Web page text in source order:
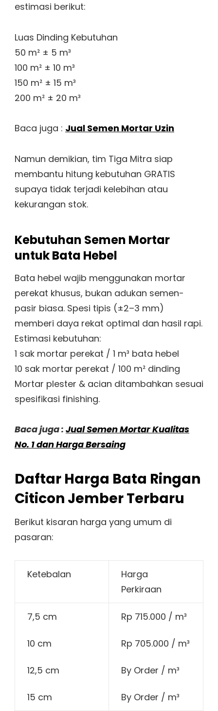
estimasi berikut:
Luas Dinding Kebutuhan
50 m² ± 5 m³
100 m² ± 10 m³
150 m² ± 15 m³
200 m² ± 20 m³
Baca juga : Jual Semen Mortar Uzin
Namun demikian, tim Tiga Mitra siap
membantu hitung kebutuhan GRATIS
supaya tidak terjadi kelebihan atau
kekurangan stok.
Kebutuhan Semen Mortar
untuk Bata Hebel
Bata hebel wajib menggunakan mortar
perekat khusus, bukan adukan semen-
pasir biasa. Spesi tipis (±2–3 mm)
memberi daya rekat optimal dan hasil rapi.
Estimasi kebutuhan:
1 sak mortar perekat / 1 m³ bata hebel
10 sak mortar perekat / 100 m² dinding
Mortar plester & acian ditambahkan sesuai
spesifikasi finishing.
Baca juga : Jual Semen Mortar Kualitas
No. 1 dan Harga Bersaing
Daftar Harga Bata Ringan
Citicon Jember Terbaru
Berikut kisaran harga yang umum di
pasaran:
Ketebalan
Harga
Perkiraan
7,5 cm Rp 715.000 / m³
10 cm Rp 705.000 / m³
12,5 cm By Order / m³
15 cm By Order / m³